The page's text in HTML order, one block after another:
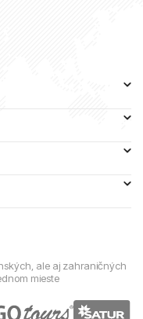
ale aj zahraničných
mieste